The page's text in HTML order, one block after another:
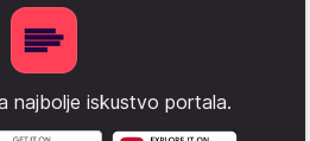
najbolje iskustvo portala.